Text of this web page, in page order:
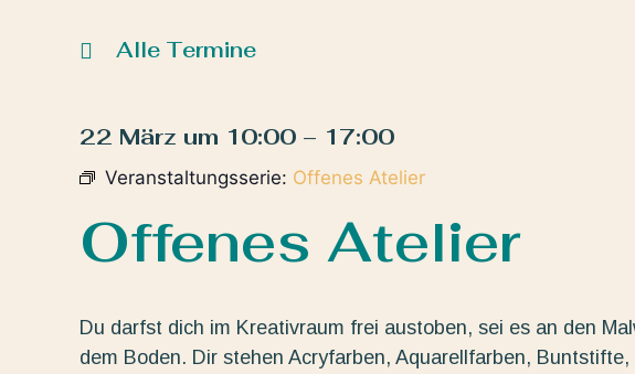
Alle Termine
22 März um 10:00 – 17:00
Veranstaltungsserie: Offenes Atelier
Offenes Atelier
Du darfst dich im Kreativraum frei austoben, sei es an den
dem Boden. Dir stehen Acryfarben, Aquarellfarben,